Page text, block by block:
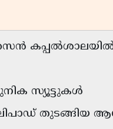
സ്യൂട്ടുകൾ